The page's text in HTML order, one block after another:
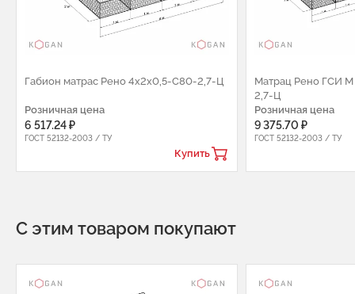
Габион матрас Рено 4х2х0,5-С80-2,7-Ц
Розничная цена
6 517.24 ₽
ГОСТ 52132-2003 / ТУ
Купить
Матрац Рено ГСИ
2,7-Ц
Розничная цена
9 375.70 ₽
ГОСТ 52132-2003 / ТУ
С этим товаром покупают